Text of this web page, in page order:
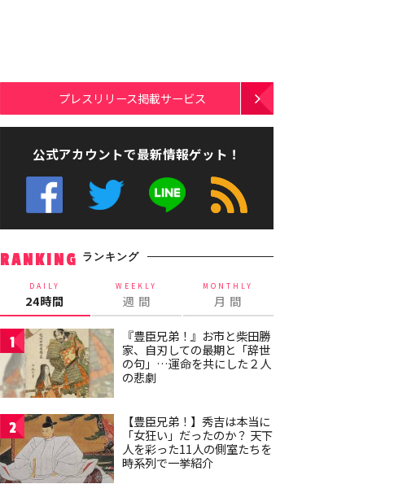
プレスリリース掲載サービス
公式アカウントで最新情報ゲット！
RANKING ランキング
DAILY
24時間
WEEKLY
週 間
MONTHLY
月 間
1
『豊臣兄弟！』お市と柴田勝
家、自刃しての最期と「辞世
の句」…運命を共にした２人
の悲劇
2
【豊臣兄弟！】秀吉は本当に
「女狂い」だったのか？ 天下
人を彩った11人の側室たちを
時系列で一挙紹介